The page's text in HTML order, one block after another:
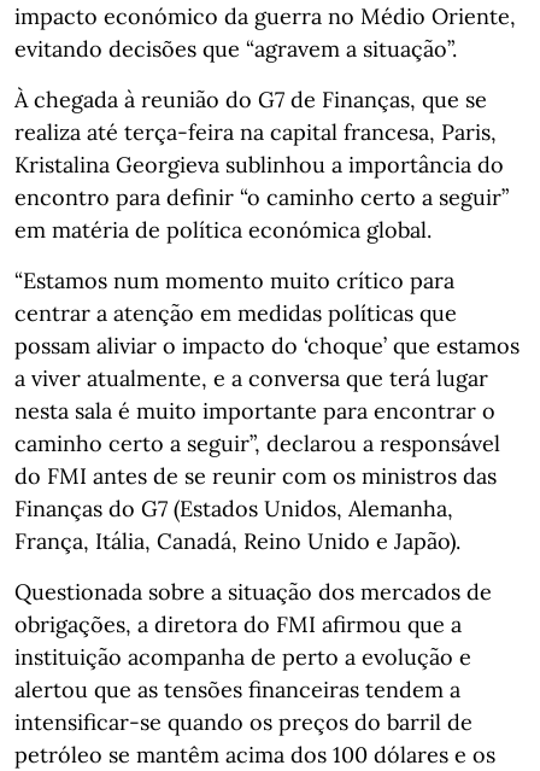
impacto económico da guerra no Médio Oriente,
evitando decisões que “agravem a situação”.
À chegada à reunião do G7 de Finanças, que se
realiza até terça-feira na capital francesa, Paris,
Kristalina Georgieva sublinhou a importância do
encontro para definir “o caminho certo a seguir”
em matéria de política económica global.
“Estamos num momento muito crítico para
centrar a atenção em medidas políticas que
possam aliviar o impacto do ‘choque’ que estamos
a viver atualmente, e a conversa que terá lugar
nesta sala é muito importante para encontrar o
caminho certo a seguir”, declarou a responsável
do FMI antes de se reunir com os ministros das
Finanças do G7 (Estados Unidos, Alemanha,
França, Itália, Canadá, Reino Unido e Japão).
Questionada sobre a situação dos mercados de
obrigações, a diretora do FMI afirmou que a
instituição acompanha de perto a evolução e
alertou que as tensões financeiras tendem a
intensificar-se quando os preços do barril de
petróleo se mantêm acima dos 100 dólares e os